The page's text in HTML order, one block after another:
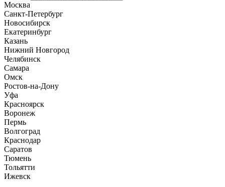
Москва
Санкт-Петербург
Новосибирск
Екатеринбург
Казань
Нижний Новгород
Челябинск
Самара
Омск
Ростов-на-Дону
Уфа
Красноярск
Воронеж
Пермь
Волгоград
Краснодар
Саратов
Тюмень
Тольятти
Ижевск